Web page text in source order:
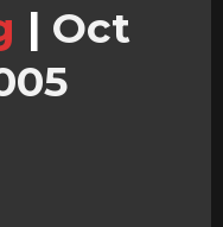
| Oct